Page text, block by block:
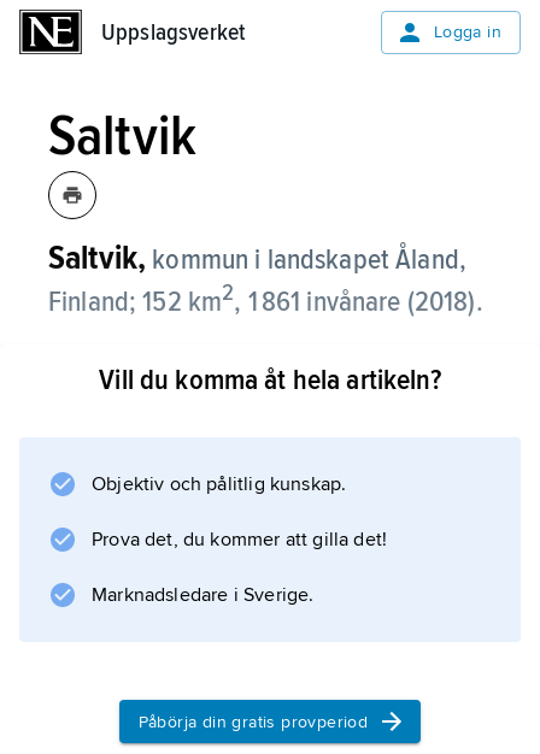
Uppslagsverket Logga in
Saltvik
Saltvik, kommun i landskapet Åland,
Finland; 152 km2, 1 861 invånare (2018).
stenåldern och vikingatiden samt en kyrka
Saltvik. De flesta arbetsplatserna finns inom
fiske.
Vill du komma åt hela artikeln?
Objektiv och pålitlig kunskap.
Prova det, du kommer att gilla det!
Marknadsledare i Sverige.
Påbörja din gratis provperiod